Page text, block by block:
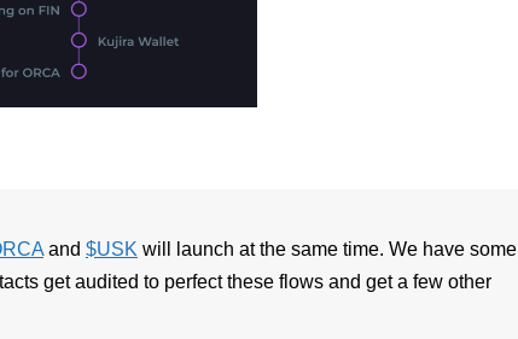
and $USK will launch at the same time. We have some
get audited to perfect these flows and get a few other